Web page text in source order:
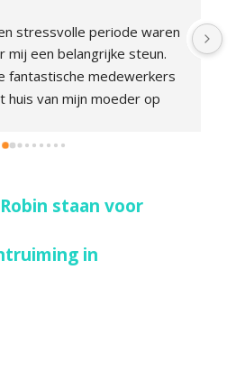
stressvolle periode waren
mij een belangrijke steun.
fantastische medewerkers
huis van mijn moeder op
mij was het heel fijn dat
een nieuw huis gezocht.
lastige huurbaas was
probleem dankzij
staan voor
in